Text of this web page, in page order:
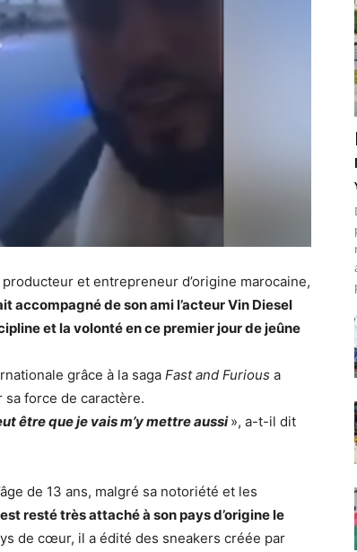
et entrepreneur d’origine marocaine,
accompagné de son ami l’acteur Vin Diesel
et la volonté en ce premier jour de jeûne
grâce à la saga Fast and Furious a
force de caractère.
être que je vais m’y mettre aussi », a-t-il dit
de 13 ans, malgré sa notoriété et les
resté très attaché à son pays d’origine le
de cœur, il a édité des sneakers créée par